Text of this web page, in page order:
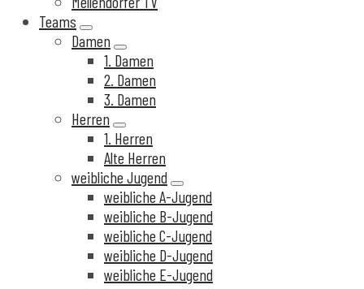
Teams
expand
submenu
Damen
expand
submenu
1. Damen
2. Damen
3. Damen
Herren
expand
submenu
1. Herren
Alte Herren
weibliche Jugend
expand
submenu
weibliche A-Jugend
weibliche B-Jugend
weibliche C-Jugend
weibliche D-Jugend
weibliche E-Jugend